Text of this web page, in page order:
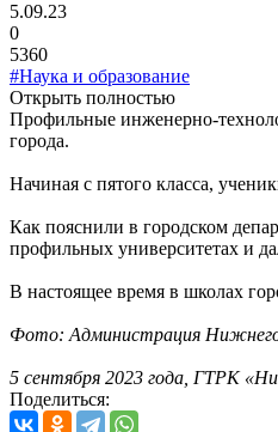
5.09.23
0
5360
#Наука и образование
Открыть полностью
Профильные инженерно-
города.
Начиная с пятого класса,
Как пояснили в городском
профильных университетах и
В настоящее время в школах
Фото: Администрация
5 сентября 2023 года, ГТРК
Поделиться: